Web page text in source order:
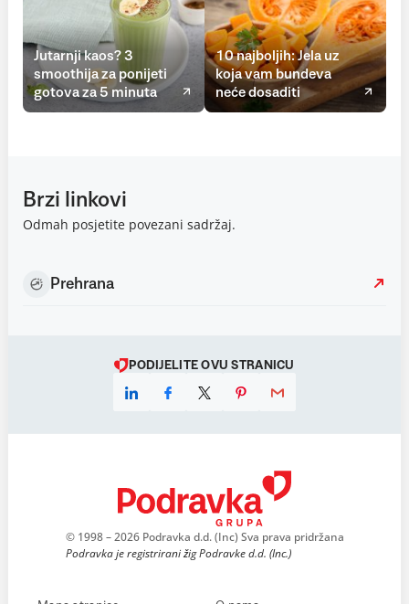
Jutarnji kaos? 3
smoothija za ponijeti
gotova za 5 minuta
10 najboljih: Jela uz
koja vam bundeva
neće dosaditi
Brzi linkovi
Odmah posjetite povezani sadržaj.
Prehrana
PODIJELITE OVU STRANICU
© 1998 – 2026 Podravka d.d. (Inc) Sva prava pridržana
Podravka je registrirani žig Podravke d.d. (Inc.)